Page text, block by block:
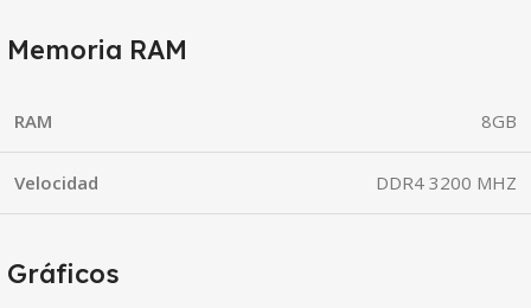
Memoria RAM
RAM 8GB
Velocidad DDR4 3200 MHZ
Gráficos